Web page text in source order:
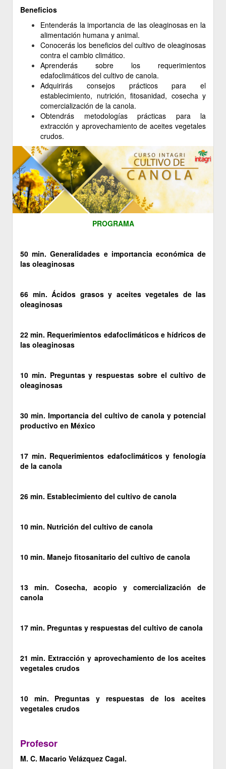
Beneficios
Entenderás la importancia de las oleaginosas en la
alimentación humana y animal.
Conocerás los beneficios del cultivo de oleaginosas
contra el cambio climático.
Aprenderás sobre los requerimientos
edafoclimáticos del cultivo de canola.
Adquirirás consejos prácticos para el
establecimiento, nutrición, fitosanidad, cosecha y
comercialización de la canola.
Obtendrás metodologías prácticas para la
extracción y aprovechamiento de aceites vegetales
crudos.
PROGRAMA
50 min. Generalidades e importancia económica de
las oleaginosas
66 min. Ácidos grasos y aceites vegetales de las
oleaginosas
22 min. Requerimientos edafoclimáticos e hídricos de
las oleaginosas
10 min. Preguntas y respuestas sobre el cultivo de
oleaginosas
30 min. Importancia del cultivo de canola y potencial
productivo en México
17 min. Requerimientos edafoclimáticos y fenología
de la canola
26 min. Establecimiento del cultivo de canola
10 min. Nutrición del cultivo de canola
10 min. Manejo fitosanitario del cultivo de canola
13 min. Cosecha, acopio y comercialización de
canola
17 min. Preguntas y respuestas del cultivo de canola
21 min. Extracción y aprovechamiento de los aceites
vegetales crudos
10 min. Preguntas y respuestas de los aceites
vegetales crudos
Profesor
M. C. Macario Velázquez Cagal.